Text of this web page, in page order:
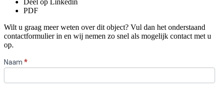
Deel op Linkedin
PDF
Wilt u graag meer weten over dit object? Vul dan het onderstaand
contactformulier in en wij nemen zo snel als mogelijk contact met u
op.
Contact
NL
Naam *